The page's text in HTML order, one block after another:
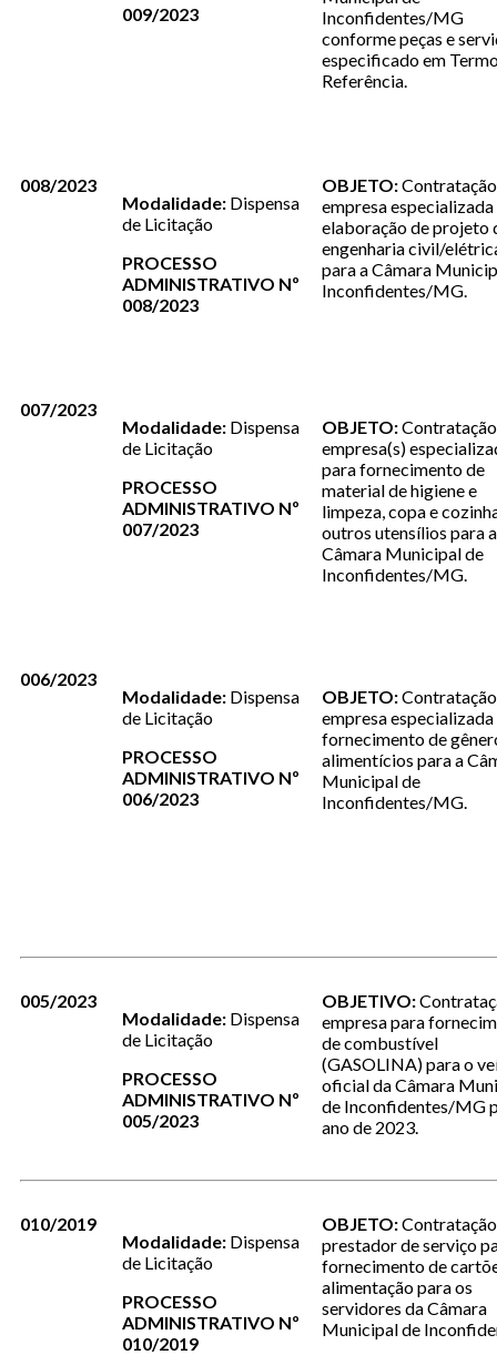
009/2023
Inconfidentes/MG
conforme peças e
especificado em
Referência.
008/2023
Modalidade: Dispensa
de Licitação
PROCESSO
ADMINISTRATIVO Nº
008/2023
OBJETO:
empresa especializada
elaboração de projeto
engenharia civil/
para a Câmara
Inconfidentes/MG.
007/2023
Modalidade: Dispensa
de Licitação
PROCESSO
ADMINISTRATIVO Nº
007/2023
OBJETO:
empresa(s)
para fornecimento de
material de higiene e
limpeza, copa e
outros utensílios para a
Câmara Municipal de
Inconfidentes/MG.
006/2023
Modalidade: Dispensa
de Licitação
PROCESSO
ADMINISTRATIVO Nº
006/2023
OBJETO:
empresa
fornecimento de
alimentícios para a
Municipal de
Inconfidentes/MG.
005/2023
Modalidade: Dispensa
de Licitação
PROCESSO
ADMINISTRATIVO Nº
005/2023
OBJETIVO:
empresa para
de combustível
(GASOLINA) para o
oficial da Câmara
de Inconfidentes/MG
ano de 2023.
010/2019
Modalidade: Dispensa
de Licitação
PROCESSO
ADMINISTRATIVO Nº
010/2019
OBJETO:
prestador de serviço
fornecimento de
alimentação para os
servidores da Câmara
Municipal de